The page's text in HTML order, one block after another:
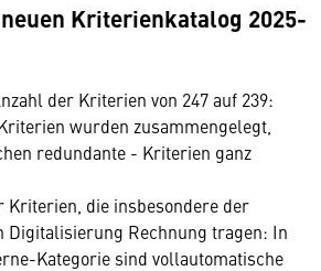
Kriterienkatalog 2025-
der Kriterien von 247 auf 239:
wurden zusammengelegt,
redundante - Kriterien ganz
Kriterien, die insbesondere der
Digitalisierung Rechnung tragen: In
Kategorie sind vollautomatische